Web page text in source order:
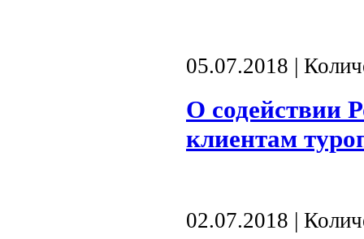
05.07.2018 |
О содействии
клиентам
02.07.2018 |